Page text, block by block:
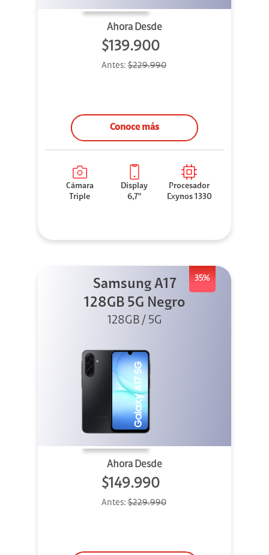
Ahora Desde
$139.900
Antes:$229.990
Conoce más
Cámara
Triple
Display
6,7"
Procesador
Exynos 1330
35%
Samsung A17
128GB 5G Negro
128GB / 5G
Ahora Desde
$149.990
Antes:$229.990